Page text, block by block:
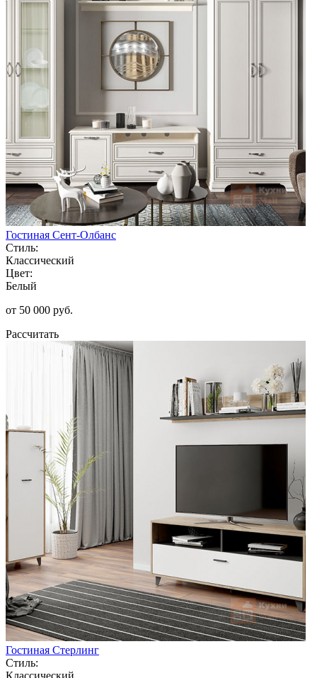
Гостиная Сент-Олбанс
Стиль:
Классический
Цвет:
Белый
от 50 000 руб.
Рассчитать
Гостиная Стерлинг
Стиль:
Классический